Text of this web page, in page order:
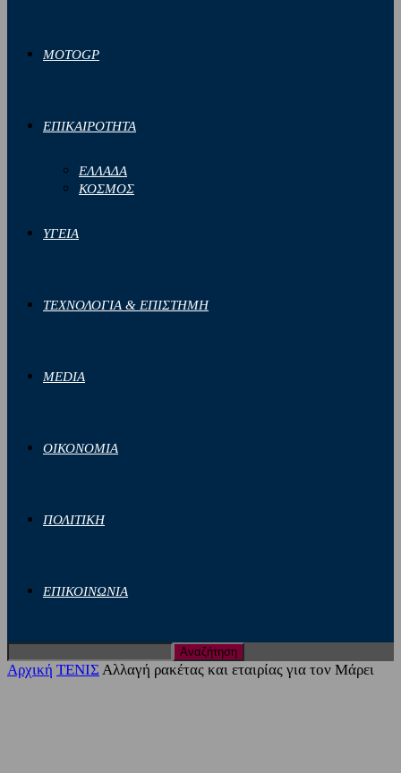
MOTOGP
ΕΠΙΚΑΙΡΟΤΗΤΑ
ΕΛΛΑΔΑ
ΚΟΣΜΟΣ
ΥΓΕΙΑ
ΤΕΧΝΟΛΟΓΙΑ & ΕΠΙΣΤΗΜΗ
MEDIA
ΟΙΚΟΝΟΜΙΑ
ΠΟΛΙΤΙΚΗ
ΕΠΙΚΟΙΝΩΝΙΑ
Αρχική ΤΕΝΙΣ Αλλαγή ρακέτας και εταιρίας για τον Μάρει